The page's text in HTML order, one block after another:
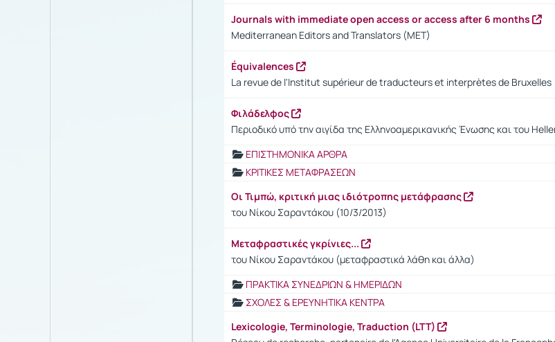
Journals with immediate open access or access after 6 months
Mediterranean Editors and Translators (MET)
Équivalences
La revue de l'Institut supérieur de traducteurs et interprètes de Bruxelles
Φιλάδελφος
Περιοδικό υπό την αιγίδα της Ελληνοαμερικανικής Ένωσης και του
ΕΠΙΣΤΗΜΟΝΙΚΑ ΑΡΘΡΑ
ΚΡΙΤΙΚΕΣ ΜΕΤΑΦΡΑΣΕΩΝ
Οι Τιμπώ, κριτική μιας ιδιότροπης μετάφρασης
του Νίκου Σαραντάκου (10/3/2013)
Μεταφραστικές γκρίνιες...
του Νίκου Σαραντάκου (μεταφραστικά λάθη και άλλα)
ΠΡΑΚΤΙΚΑ ΣΥΝΕΔΡΙΩΝ & ΗΜΕΡΙΔΩΝ
ΣΧΟΛΕΣ & ΕΡΕΥΝΗΤΙΚΑ ΚΕΝΤΡΑ
Lexicologie, Terminologie, Traduction (LTT)